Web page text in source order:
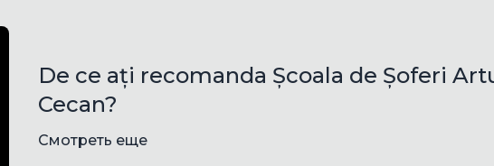
De ce ați recomanda Școala de Șoferi
Cecan?
Смотреть еще